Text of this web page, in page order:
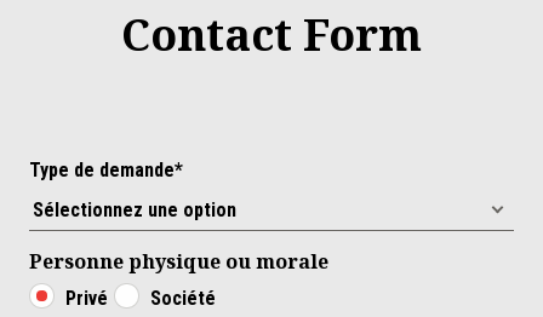
Contact Form
Type de demande*
Personne physique ou morale
Privé Société